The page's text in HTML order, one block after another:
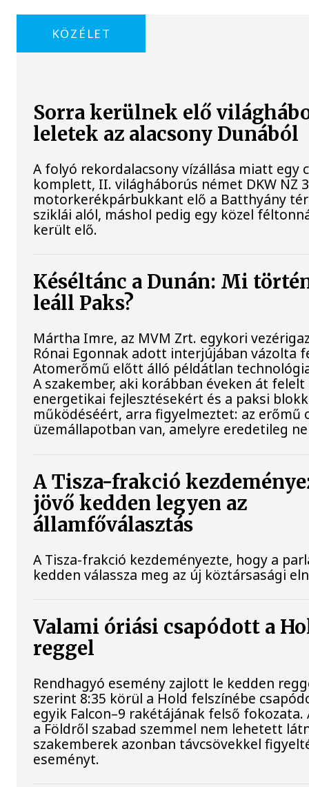
KÖZÉLET
Sorra kerülnek elő
leletek az alacsony Dunából
A folyó rekordalacsony vízállása miatt egy
komplett, II. világháborús német DKW NZ
motorkerékpárbukkant elő a Batthyány
sziklái alól, máshol pedig egy közel
került elő.
Késéltánc a Dunán: Mi
leáll Paks?
Mártha Imre, az MVM Zrt. egykori
Rónai Egonnak adott interjújában vázolta
Atomerőmű előtt álló példátlan
A szakember, aki korábban éveken át felelt
energetikai fejlesztésekért és a paksi
működéséért, arra figyelmeztet: az erőmű
üzemállapotban van, amelyre eredetileg
A Tisza-frakció
jövő kedden legyen az
államfőválasztás
A Tisza-frakció kezdeményezte, hogy a
kedden válassza meg az új köztársasági
Valami óriási csapódott a
reggel
Rendhagyó esemény zajlott le kedden
szerint 8:35 körül a Hold felszínébe
egyik Falcon–9 rakétájának felső fokozata.
a Földről szabad szemmel nem lehetett
szakemberek azonban távcsövekkel
eseményt.